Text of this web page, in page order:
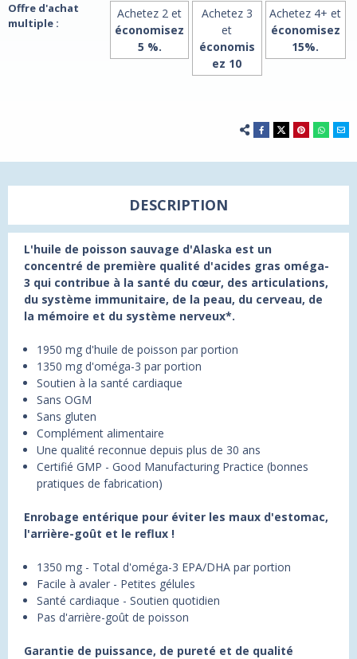
Offre d'achat
multiple :
Achetez 2 et
économisez
5 %.
Achetez 3
et
économis
ez 10
Achetez 4+ et
économisez
15%.
DESCRIPTION
L'huile de poisson sauvage d'Alaska est un
concentré de première qualité d'acides gras oméga-
3 qui contribue à la santé du cœur, des articulations,
du système immunitaire, de la peau, du cerveau, de
la mémoire et du système nerveux*.
1950 mg d'huile de poisson par portion
1350 mg d'oméga-3 par portion
Soutien à la santé cardiaque
Sans OGM
Sans gluten
Complément alimentaire
Une qualité reconnue depuis plus de 30 ans
Certifié GMP - Good Manufacturing Practice (bonnes
pratiques de fabrication)
Enrobage entérique pour éviter les maux d'estomac,
l'arrière-goût et le reflux !
1350 mg - Total d'oméga-3 EPA/DHA par portion
Facile à avaler - Petites gélules
Santé cardiaque - Soutien quotidien
Pas d'arrière-goût de poisson
Garantie de puissance, de pureté et de qualité